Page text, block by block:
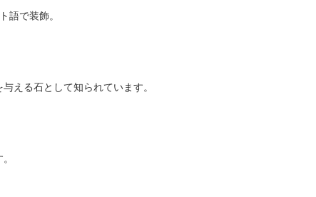
語で装飾。
える石として知られています。